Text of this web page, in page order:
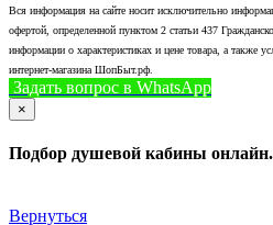
Вся информация на сайте носит исключительно
офертой, определенной пунктом 2 статьи 437
информации о характеристиках и цене товара, а также
интернет-магазина ШопБыт.рф.
Задать вопрос в WhatsApp
×
Подбор душевой кабины онлайн.
Вернуться